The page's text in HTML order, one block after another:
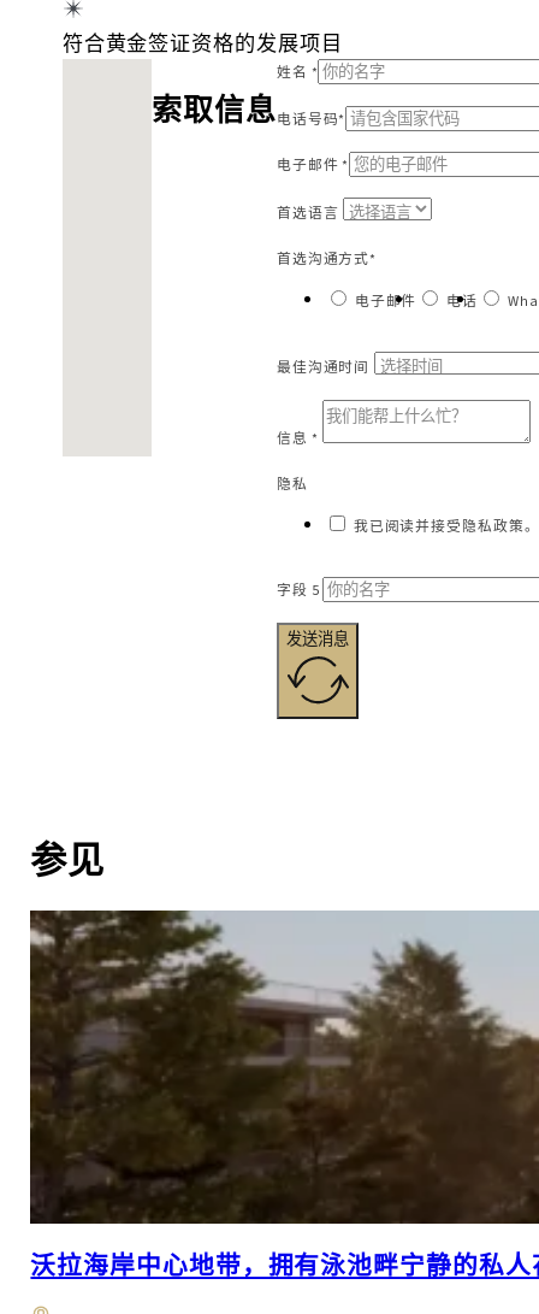
符合黄金签证资格的发展项目
索取信息
姓名 *
电话号码*
电子邮件 *
首选语言
首选沟通方式*
电子邮件 电话
最佳沟通时间
信息 *
隐私
我已阅读并接受隐私政策
字段 5
发送消息
参见
沃拉海岸中心地带，拥有泳池畔宁静的私